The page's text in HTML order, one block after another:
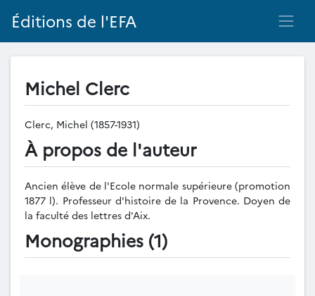
Éditions de l'EFA
Michel Clerc
Clerc, Michel (1857-1931)
À propos de l'auteur
Ancien élève de l'Ecole normale supérieure (promotion
1877 l). Professeur d'histoire de la Provence. Doyen de
la faculté des lettres d'Aix.
Monographies (1)